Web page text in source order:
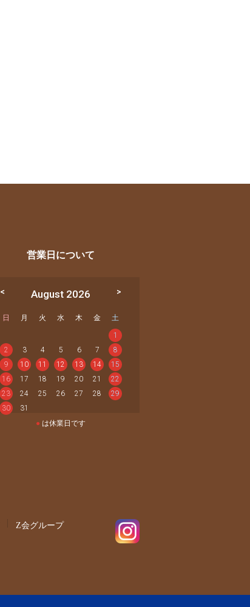
営業日について
August 2026
日 月 火 水 木 金 土
1
2
3 4 5 6 7
8
9
10 11 12 13 14
15
16
17 18 19 20 21
22
23
24 25 26 27 28
29
30
31
● は休業日です
Z会グループ